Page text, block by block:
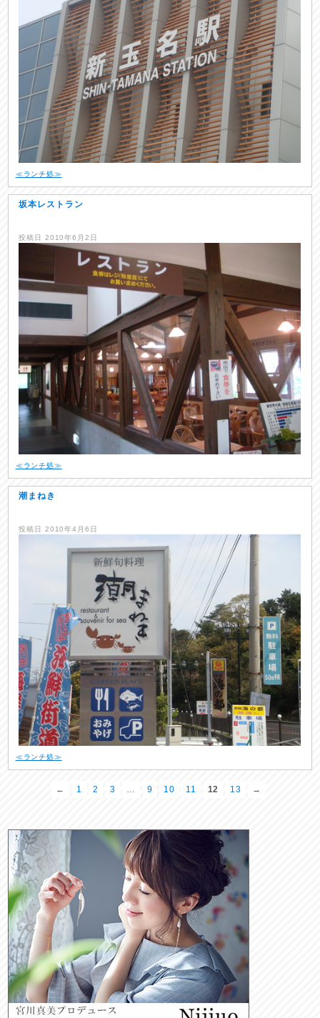
≪ランチ処≫
坂本レストラン
投稿日 2010年6月2日
≪ランチ処≫
潮まねき
投稿日 2010年4月6日
≪ランチ処≫
← 1 2 3 9 10 11 12 13 →